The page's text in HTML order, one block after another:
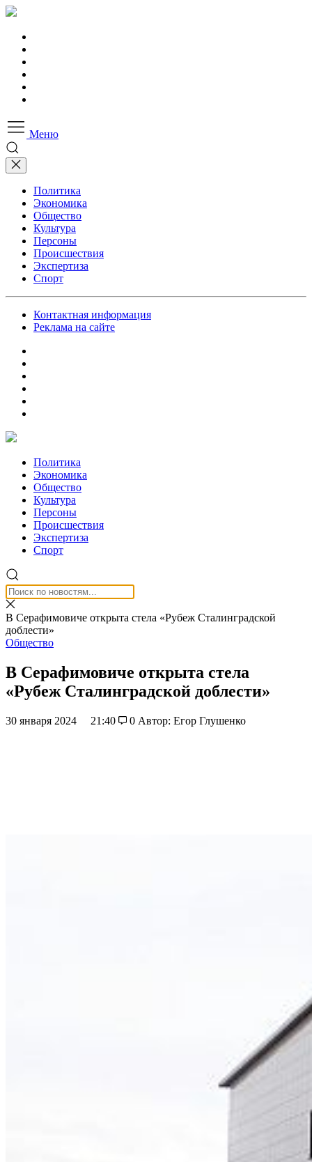
Меню
Политика
Экономика
Общество
Культура
Персоны
Происшествия
Экспертиза
Спорт
Контактная информация
Реклама на сайте
Политика
Экономика
Общество
Культура
Персоны
Происшествия
Экспертиза
Спорт
В Серафимовиче открыта стела «Рубеж Сталинградской
доблести»
Общество
В Серафимовиче открыта стела
«Рубеж Сталинградской доблести»
30 января 2024 21:40 0 Автор: Егор Глушенко